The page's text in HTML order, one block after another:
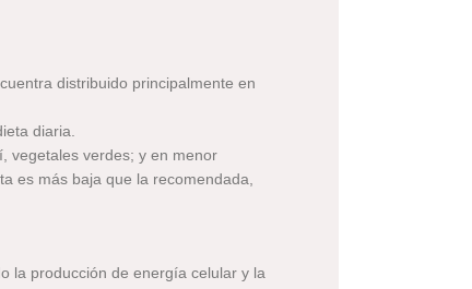
distribuido principalmente en
diaria.
vegetales verdes; y en menor
es más baja que la recomendada,
la producción de energía celular y la